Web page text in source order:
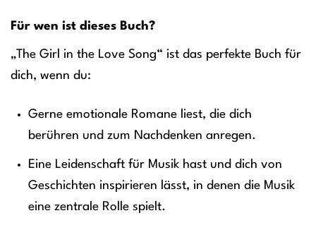
Für wen ist dieses Buch?
„The Girl in the Love Song“ ist das perfekte Buch für
dich, wenn du:
Gerne emotionale Romane liest, die dich
berühren und zum Nachdenken anregen.
Eine Leidenschaft für Musik hast und dich von
Geschichten inspirieren lässt, in denen die Musik
eine zentrale Rolle spielt.